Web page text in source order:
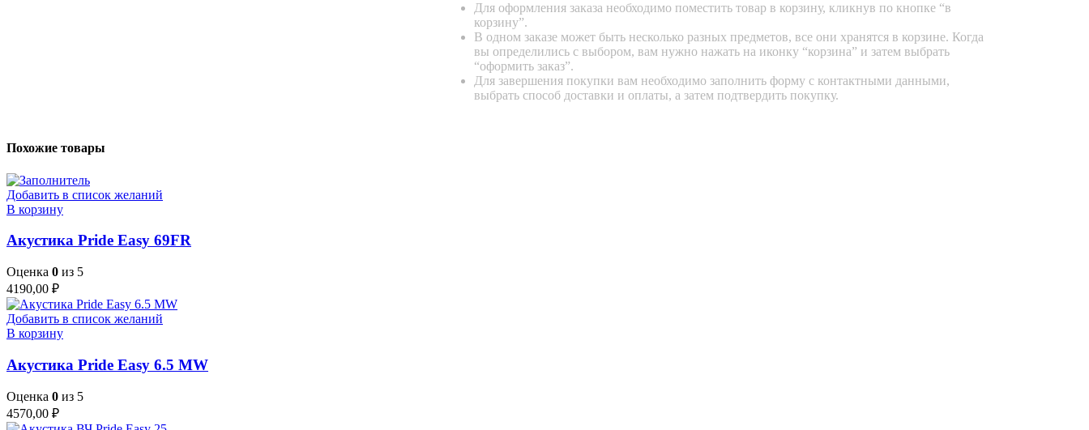
Для оформления заказа необходимо поместить товар в корзину, кликнув по кнопке “в
корзину”.
В одном заказе может быть несколько разных предметов, все они хранятся в корзине. Когда
вы определились с выбором, вам нужно нажать на иконку “корзина” и затем выбрать
“оформить заказ”.
Для завершения покупки вам необходимо заполнить форму с контактными данными,
выбрать способ доставки и оплаты, а затем подтвердить покупку.
Похожие товары
Добавить в список желаний
В корзину
Акустика Pride Easy 69FR
Оценка 0 из 5
4190,00 ₽
Добавить в список желаний
В корзину
Акустика Pride Easy 6.5 MW
Оценка 0 из 5
4570,00 ₽